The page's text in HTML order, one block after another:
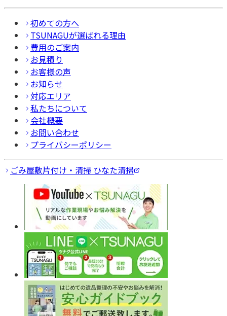
初めての方へ
TSUNAGUが選ばれる理由
費用のご案内
お見積り
お客様の声
お知らせ
対応エリア
私たちについて
会社概要
お問い合わせ
プライバシーポリシー
ごみ屋敷片付け・清掃 ひなた清掃